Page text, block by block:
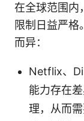
在全球范围内
限制日益严格
而异：
Netflix、
能力存在
理，从而